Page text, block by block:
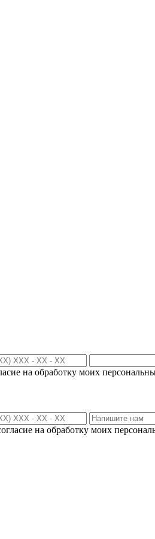
на обработку моих
на обработку моих